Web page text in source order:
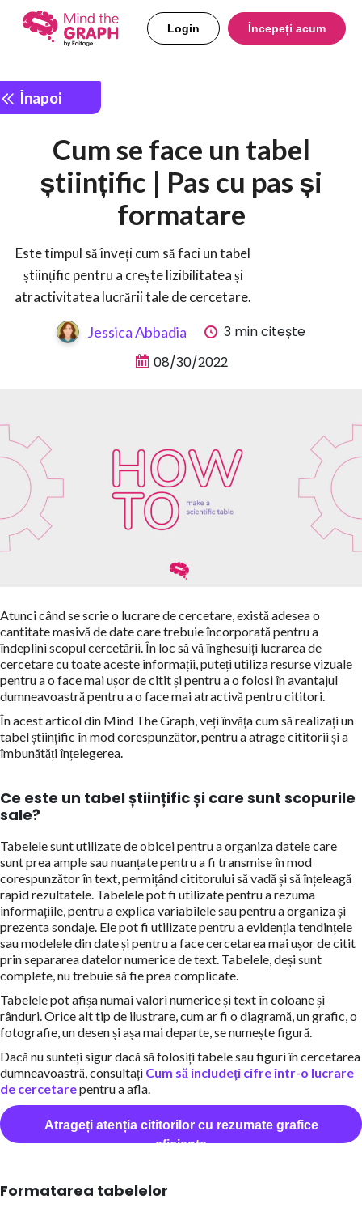
Login Începeți acum
Înapoi
Cum se face un tabel
științific | Pas cu pas și
formatare
Este timpul să înveți cum să faci un tabel
științific pentru a crește lizibilitatea și
atractivitatea lucrării tale de cercetare.
Jessica Abbadia
3 min citește
08/30/2022
Atunci când se scrie o lucrare de cercetare, există adesea o
cantitate masivă de date care trebuie încorporată pentru a
îndeplini scopul cercetării. În loc să vă înghesuiți lucrarea de
cercetare cu toate aceste informații, puteți utiliza resurse vizuale
pentru a o face mai ușor de citit și pentru a o folosi în avantajul
dumneavoastră pentru a o face mai atractivă pentru cititori.
În acest articol din Mind The Graph, veți învăța cum să realizați un
tabel științific în mod corespunzător, pentru a atrage cititorii și a
îmbunătăți înțelegerea.
Ce este un tabel științific și care sunt scopurile
sale?
Tabelele sunt utilizate de obicei pentru a organiza datele care
sunt prea ample sau nuanțate pentru a fi transmise în mod
corespunzător în text, permițând cititorului să vadă și să înțeleagă
rapid rezultatele. Tabelele pot fi utilizate pentru a rezuma
informațiile, pentru a explica variabilele sau pentru a organiza și
prezenta sondaje. Ele pot fi utilizate pentru a evidenția tendințele
sau modelele din date și pentru a face cercetarea mai ușor de citit
prin separarea datelor numerice de text. Tabelele, deși sunt
complete, nu trebuie să fie prea complicate.
Tabelele pot afișa numai valori numerice și text în coloane și
rânduri. Orice alt tip de ilustrare, cum ar fi o diagramă, un grafic, o
fotografie, un desen și așa mai departe, se numește figură.
Dacă nu sunteți sigur dacă să folosiți tabele sau figuri în cercetarea
dumneavoastră, consultați Cum să includeți cifre într-o lucrare
de cercetarepentru a afla.
Atrageți atenția cititorilor cu rezumate grafice
eficiente
Formatarea tabelelor